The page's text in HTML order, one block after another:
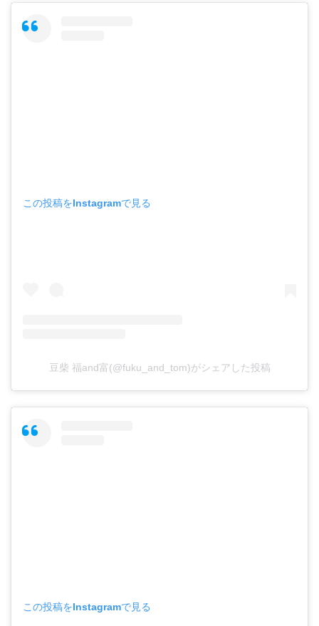
この投稿をInstagramで見る
豆柴 福and富(@fuku_and_tom)がシェアした投稿
この投稿をInstagramで見る